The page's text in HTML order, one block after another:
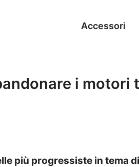
Accessori
i motori
più progressiste in tema